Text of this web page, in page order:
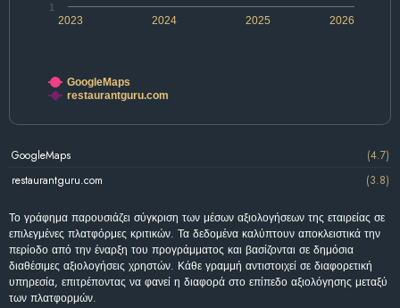
2024 2026
2023 2025
1
GoogleMaps
restaurantguru.com
GoogleMaps
(4.7)
restaurantguru.com
(3.8)
Το γράφημα παρουσιάζει σύγκριση των μέσων αξιολογήσεων της εταιρείας σε
επιλεγμένες πλατφόρμες κριτικών. Τα δεδομένα καλύπτουν αποκλειστικά την
περίοδο από την έναρξη του προγράμματος και βασίζονται σε δημόσια
διαθέσιμες αξιολογήσεις χρηστών. Κάθε γραμμή αντιστοιχεί σε διαφορετική
υπηρεσία, επιτρέποντας να φανεί η διαφορά στο επίπεδο αξιολόγησης μεταξύ
των πλατφορμών.